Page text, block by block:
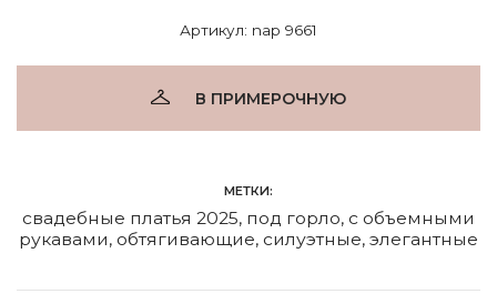
Артикул: nap 9661
В ПРИМЕРОЧНУЮ
МЕТКИ:
свадебные платья 2025, под горло, с объемными
рукавами, обтягивающие, силуэтные, элегантные